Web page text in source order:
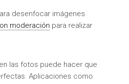
desenfocar imágenes.
moderación para realizar
las fotos puede hacer que
Aplicaciones como